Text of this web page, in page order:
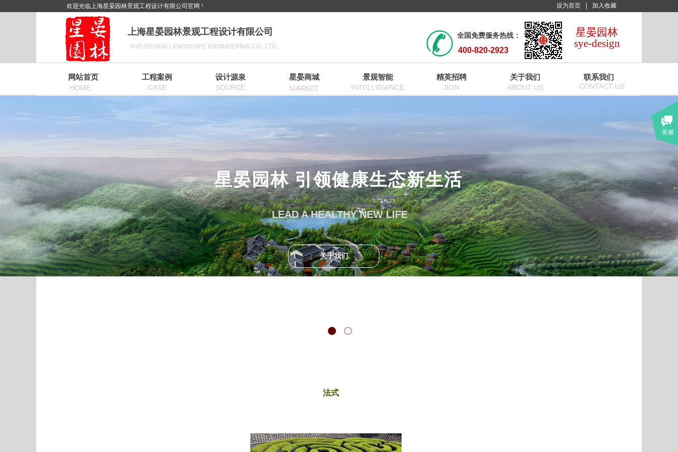
欢迎光临上海星晏园林景观工程设计有限公司官网 ! 设为首页 加入收藏
上海星晏园林景观工程设计有限公司
星晏园林
sye-design
全国免费服务热线：
SYE-DESIGN LANDSCAPE ENGINEERING CO., LTD. 400-820-2923
网站首页 工程案例 设计源泉 星晏商城 景观智能 精英招聘 关于我们
联系我们
HOME
CASE SOURCE MARKET INTELLIGWNCE JION ABOUT US CONTACT US
星晏园林 引领健康生态新生活
LEAD A HEALTHY NEW LIFE
关于我们
法式
客服